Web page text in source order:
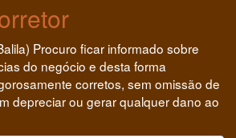
Procuro ficar informado sobre
do negócio e desta forma
corretos, sem omissão de
depreciar ou gerar qualquer dano ao